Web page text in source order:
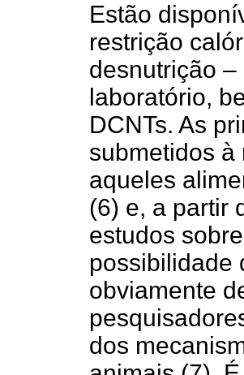
Estão
restrição
desnutrição
laboratório,
DCNTs. As
submetidos à
aqueles
(6) e, a partir
estudos
possibilidade
obviamente
dos